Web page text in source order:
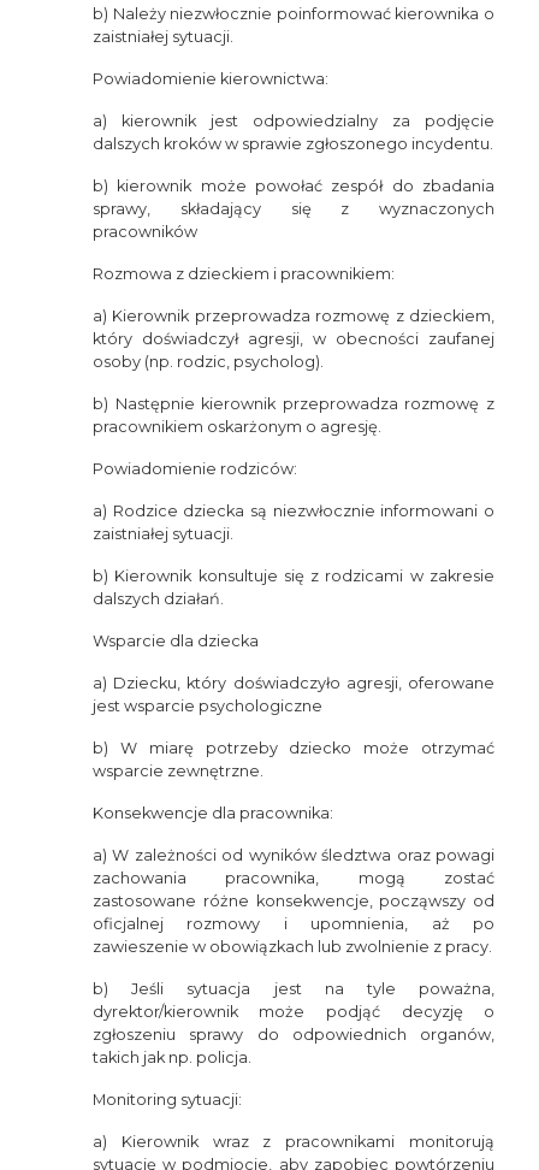
b) Należy niezwłocznie poinformować kierownika o
zaistniałej sytuacji.
Powiadomienie kierownictwa:
a) kierownik jest odpowiedzialny za podjęcie
dalszych kroków w sprawie zgłoszonego incydentu.
b) kierownik może powołać zespół do zbadania
sprawy, składający się z wyznaczonych
pracowników
Rozmowa z dzieckiem i pracownikiem:
a) Kierownik przeprowadza rozmowę z dzieckiem,
który doświadczył agresji, w obecności zaufanej
osoby (np. rodzic, psycholog).
b) Następnie kierownik przeprowadza rozmowę z
pracownikiem oskarżonym o agresję.
Powiadomienie rodziców:
a) Rodzice dziecka są niezwłocznie informowani o
zaistniałej sytuacji.
b) Kierownik konsultuje się z rodzicami w zakresie
dalszych działań.
Wsparcie dla dziecka
a) Dziecku, który doświadczyło agresji, oferowane
jest wsparcie psychologiczne
b) W miarę potrzeby dziecko może otrzymać
wsparcie zewnętrzne.
Konsekwencje dla pracownika:
a) W zależności od wyników śledztwa oraz powagi
zachowania pracownika, mogą zostać
zastosowane różne konsekwencje, począwszy od
oficjalnej rozmowy i upomnienia, aż po
zawieszenie w obowiązkach lub zwolnienie z pracy.
b) Jeśli sytuacja jest na tyle poważna,
dyrektor/kierownik może podjąć decyzję o
zgłoszeniu sprawy do odpowiednich organów,
takich jak np. policja.
Monitoring sytuacji:
a) Kierownik wraz z pracownikami monitorują
sytuację w podmiocie, aby zapobiec powtórzeniu